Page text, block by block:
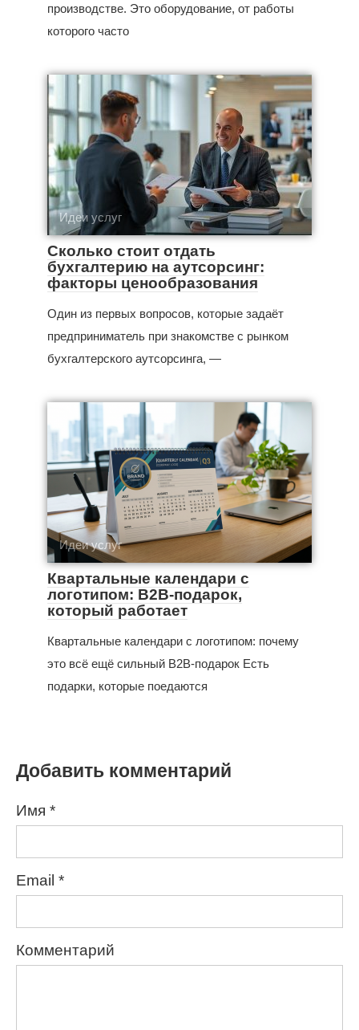
производстве. Это оборудование, от работы
которого часто
Идеи услуг
Сколько стоит отдать
бухгалтерию на аутсорсинг:
факторы ценообразования
Один из первых вопросов, которые задаёт
предприниматель при знакомстве с рынком
бухгалтерского аутсорсинга, —
Идеи услуг
Квартальные календари с
логотипом: B2B-подарок,
который работает
Квартальные календари с логотипом: почему
это всё ещё сильный B2B-подарок Есть
подарки, которые поедаются
Добавить комментарий
Имя *
Email *
Комментарий